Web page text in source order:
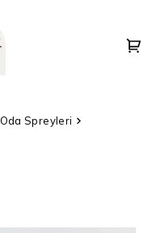
Oda Spreyleri